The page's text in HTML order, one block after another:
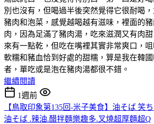
別也沒有，但喝過半後突然覺得它很耐喝
豬肉和泡菜，感覺越喝越有滋味，裡面的
肉，因為足滿了豬肉湯，吃來滋潤又有肉
來有一點乾，但吃在嘴裡其實非常爽口，
軟糯和豬血恰到好處的甜糯，算是我在韓
者，單吃或是泡在豬肉湯都很不錯。
繼續閱讀
1週前
【鳥取印象第135回-米子美食】油そば 笑
油そば .辣油.醋拌麵樂趣多.叉燒超厚麵超Q